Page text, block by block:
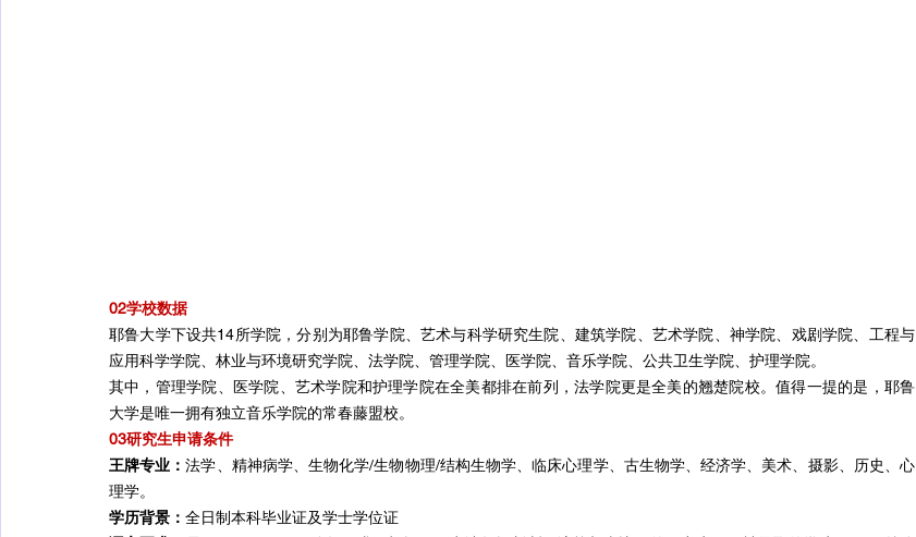
02学校数据
耶鲁大学下设共14所学院，分别为耶鲁学院、艺术与科学研究生院、建筑学院、艺术学院、神学院、戏剧学院、工程与
应用科学学院、林业与环境研究学院、法学院、管理学院、医学院、音乐学院、公共卫生学院、护理学院。
其中，管理学院、医学院、艺术学院和护理学院在全美都排在前列，法学院更是全美的翘楚院校。值得一提的是，耶鲁
大学是唯一拥有独立音乐学院的常春藤盟校。
03研究生申请条件
王牌专业：法学、精神病学、生物化学/生物物理/结构生物学、临床心理学、古生物学、经济学、美术、摄影、历史、心
理学。
学历背景： 全日制本科毕业证及学士学位证